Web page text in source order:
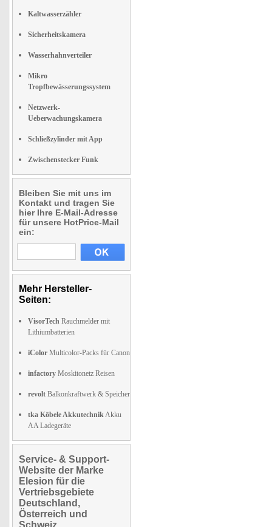
Kaltwasserzähler
Sicherheitskamera
Wasserhahnverteiler
Mikro
Tropfbewässerungssystem
Netzwerk-
Ueberwachungskamera
Schließzylinder mit App
Zwischenstecker Funk
Bleiben Sie mit uns im
Kontakt und tragen Sie
hier Ihre E-Mail-Adresse
für unsere HotPrice-Mail
ein:
Mehr Hersteller-
Seiten:
VisorTech Rauchmelder mit
Lithiumbatterien
iColor Multicolor-Packs für Canon
infactory Moskitonetz Reisen
revolt Balkonkraftwerk & Speicher
tka Köbele AkkutechnikAkku
AA Ladegeräte
Service- & Support-
Website der Marke
Elesion für die
Vertriebsgebiete
Deutschland,
Österreich und
Schweiz